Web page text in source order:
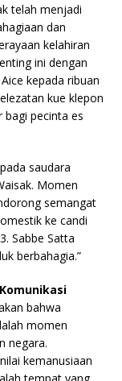
telah menjadi
dan
kelahiran
ini dengan
kepada ribuan
kue klepon
bagi pecinta es
saudara
Momen
semangat
ke candi
Sabbe Satta
berbahagia.”
bahwa
momen
negara.
kemanusiaan
tempat yang